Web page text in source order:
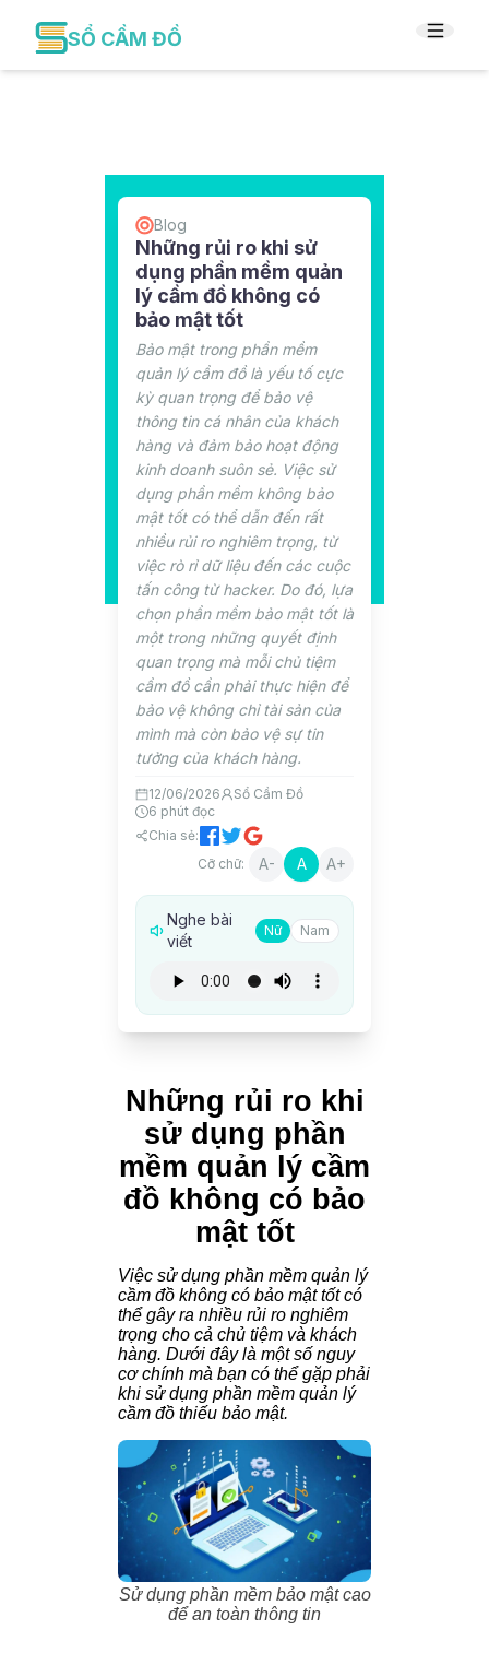
SỔ CẦM ĐỒ
Blog
Những rủi ro khi sử
dụng phần mềm quản
lý cầm đồ không có
bảo mật tốt
Bảo mật trong phần mềm
quản lý cầm đồ là yếu tố cực
kỳ quan trọng để bảo vệ
thông tin cá nhân của khách
hàng và đảm bảo hoạt động
kinh doanh suôn sẻ. Việc sử
dụng phần mềm không bảo
mật tốt có thể dẫn đến rất
nhiều rủi ro nghiêm trọng, từ
việc rò rỉ dữ liệu đến các cuộc
tấn công từ hacker. Do đó, lựa
chọn phần mềm bảo mật tốt là
một trong những quyết định
quan trọng mà mỗi chủ tiệm
cầm đồ cần phải thực hiện để
bảo vệ không chỉ tài sản của
mình mà còn bảo vệ sự tin
tưởng của khách hàng.
12/06/2026
Sổ Cầm Đồ
6 phút đọc
Chia sẻ:
Cỡ chữ:
A- A A+
Nghe bài
viết
Nữ Nam
Những rủi ro khi
sử dụng phần
mềm quản lý cầm
đồ không có bảo
mật tốt
Việc sử dụng phần mềm quản lý
cầm đồ không có bảo mật tốt có
thể gây ra nhiều rủi ro nghiêm
trọng cho cả chủ tiệm và khách
hàng. Dưới đây là một số nguy
cơ chính mà bạn có thể gặp phải
khi sử dụng phần mềm quản lý
cầm đồ thiếu bảo mật.
Sử dụng phần mềm bảo mật cao
để an toàn thông tin